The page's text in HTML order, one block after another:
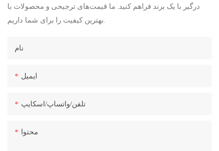
درگیر با یک برند فراهم کنید. ما قیمت‌های ترجیحی و محصولات با
بهترین کیفیت را برای شما داریم.
نام
ایمیل
تلفن/واتساپ/اسکایپ
محتوا